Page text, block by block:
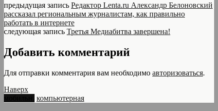
предыдущая запись Редактор Lenta.ru Александр Белоновский
рассказал региональным журналистам, как правильно
работать в интернете
следующая запись Третья Медиабитва завершена!
Добавить комментарий
Для отправки комментария вам необходимо авторизоваться.
Наверх
компьютерная